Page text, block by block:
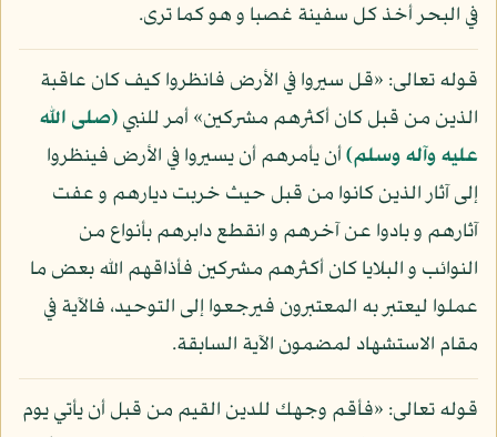
في البحر أخذ كل سفينة غصبا و هو كما ترى.
قوله تعالى: «قل سيروا في الأرض فانظروا كيف كان عاقبة
الذين من قبل كان أكثرهم مشركين» أمر للنبي(صلى الله
عليه وآله وسلم)أن يأمرهم أن يسيروا في الأرض فينظروا
إلى آثار الذين كانوا من قبل حيث خربت ديارهم و عفت
آثارهم و بادوا عن آخرهم و انقطع دابرهم بأنواع من
النوائب و البلايا كان أكثرهم مشركين فأذاقهم الله بعض ما
عملوا ليعتبر به المعتبرون فيرجعوا إلى التوحيد، فالآية في
مقام الاستشهاد لمضمون الآية السابقة.
قوله تعالى: «فأقم وجهك للدين القيم من قبل أن يأتي يوم